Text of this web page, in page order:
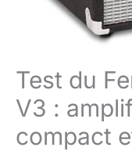
Test du
V3 :
compact